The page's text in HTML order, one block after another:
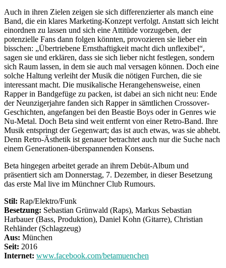
Auch in ihren Zielen zeigen sie sich differenzierter als manch eine
Band, die ein klares Marketing-Konzept verfolgt. Anstatt sich leicht
einordnen zu lassen und sich eine Attitüde vorzugeben, der
potenzielle Fans dann folgen könnten, provozieren sie lieber ein
bisschen: „Übertriebene Ernsthaftigkeit macht dich unflexibel“,
sagen sie und erklären, dass sie sich lieber nicht festlegen, sondern
sich Raum lassen, in dem sie auch mal versagen können. Doch eine
solche Haltung verleiht der Musik die nötigen Furchen, die sie
interessant macht. Die musikalische Herangehensweise, einen
Rapper in Bandgefüge zu packen, ist dabei an sich nicht neu: Ende
der Neunzigerjahre fanden sich Rapper in sämtlichen Crossover-
Geschichten, angefangen bei den Beastie Boys oder in Genres wie
Nu-Metal. Doch Beta sind weit entfernt von einer Retro-Band. Ihre
Musik entspringt der Gegenwart; das ist auch etwas, was sie abhebt.
Denn Retro-Ästhetik ist genauer betrachtet auch nur die Suche nach
einem Generationen-überspannenden Konsens.
Beta hingegen arbeitet gerade an ihrem Debüt-Album und
präsentiert sich am Donnerstag, 7. Dezember, in dieser Besetzung
das erste Mal live im Münchner Club Rumours.
Stil: Rap/Elektro/Funk
Besetzung: Sebastian Grünwald (Raps), Markus Sebastian
Harbauer (Bass, Produktion), Daniel Kohn (Gitarre), Christian
Rehländer (Schlagzeug)
Aus: München
Seit: 2016
Internet: www.facebook.com/betamuenchen